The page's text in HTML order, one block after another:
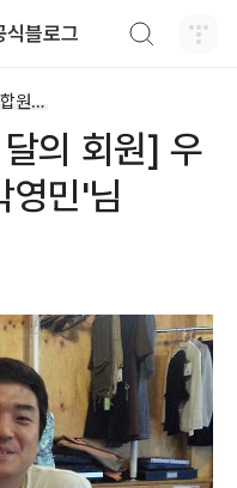
식블로그
[월간민달팽이]/* 월간민달팽이 회원 조합원 기고글
의 회원] 우
영민'님